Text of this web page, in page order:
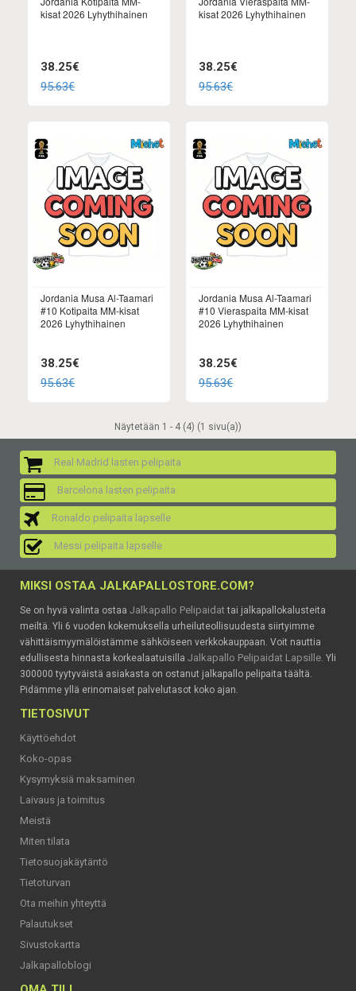
kisat 2026 Lyhythihainen
38.25€
95.63€
kisat 2026 Lyhythihainen
38.25€
95.63€
Jordania Musa Al-Taamari
#10 Kotipaita MM-kisat
2026 Lyhythihainen
38.25€
95.63€
Jordania Musa Al-Taamari
#10 Vieraspaita MM-kisat
2026 Lyhythihainen
38.25€
95.63€
Näytetään 1 - 4 (4) (1 sivu(a))
Real Madrid lasten pelipaita
Barcelona lasten pelipaita
Ronaldo pelipaita lapselle
Messi pelipaita lapselle
MIKSI OSTAA JALKAPALLOSTORE.COM?
Se on hyvä valinta ostaa Jalkapallo Pelipaidattai jalkapallokalusteita
meiltä. Yli 6 vuoden kokemuksella urheiluteollisuudesta siirtyimme
vähittäismyymälöistämme sähköiseen verkkokauppaan. Voit nauttia
edullisesta hinnasta korkealaatuisilla Jalkapallo Pelipaidat Lapsille. Yli
300000 tyytyväistä asiakasta on ostanut jalkapallo pelipaita täältä.
Pidämme yllä erinomaiset palvelutasot koko ajan.
TIETOSIVUT
Käyttöehdot
Koko-opas
Kysymyksiä maksaminen
Laivaus ja toimitus
Meistä
Miten tilata
Tietosuojakäytäntö
Tietoturvan
Ota meihin yhteyttä
Palautukset
Sivustokartta
Jalkapalloblogi